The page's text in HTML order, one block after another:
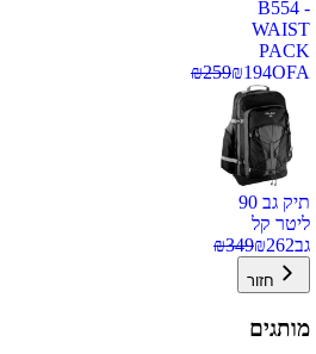
B554 -
WAIST
PACK
OFA
₪194
₪259
תיק גב 90
ליטר קל
גב
₪262
₪349
חזור
מותגים